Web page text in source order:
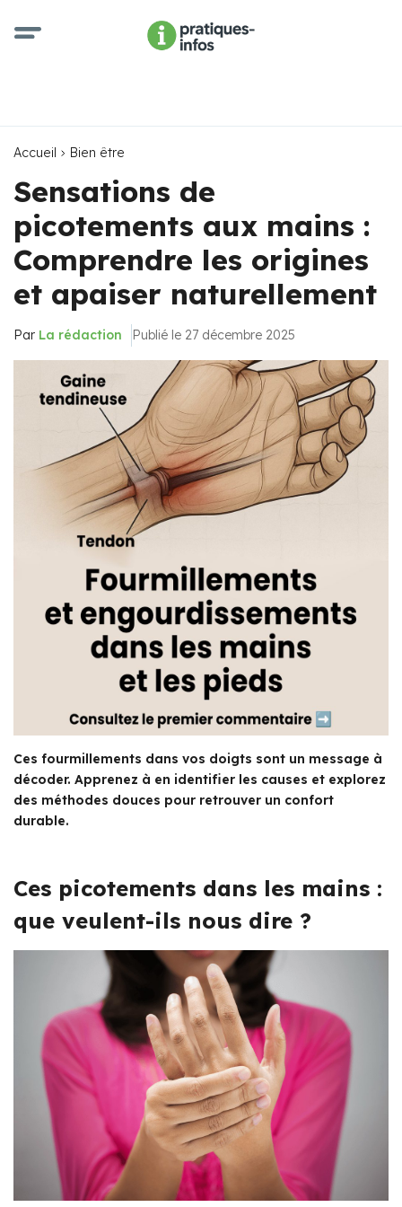
Accueil Bien être
Sensations de
picotements aux mains :
Comprendre les origines
et apaiser naturellement
Par La rédaction Publié le 27 décembre 2025
Ces fourmillements dans vos doigts sont un message à
décoder. Apprenez à en identifier les causes et explorez
des méthodes douces pour retrouver un confort
durable.
Ces picotements dans les mains :
que veulent-ils nous dire ?